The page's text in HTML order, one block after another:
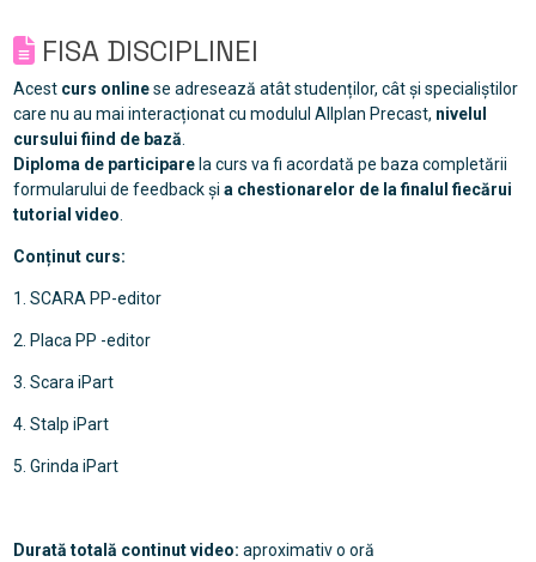
FISA DISCIPLINEI
Acest curs onlinese adresează atât studenților, cât și specialiștilor
care nu au mai interacționat cu modulul Allplan Precast, nivelul
cursului fiind de bază
Diploma de participarela curs va fi acordată pe baza completării
formularului de feedback și a chestionarelor de la finalul fiecărui
tutorial video
Conținut curs:
1. SCARA PP-editor
2. Placa PP -editor
3. Scara iPart
4. Stalp iPart
5. Grinda iPart
Durată totală continut video: aproximativ o oră